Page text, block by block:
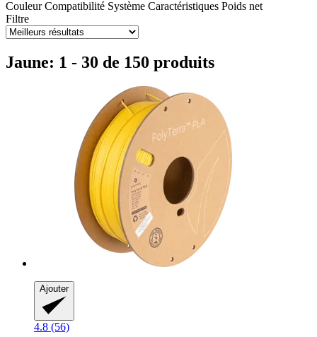
CouleurCompatibilité Système Caractéristiques Poids net
Filtre
Jaune: 1 - 30 de 150 produits
Ajouter
4.8 (56)